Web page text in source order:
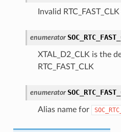
Invalid
enumerator
XTAL_D2_CLK is the
RTC_FAST_CLK
enumerator
Alias name for